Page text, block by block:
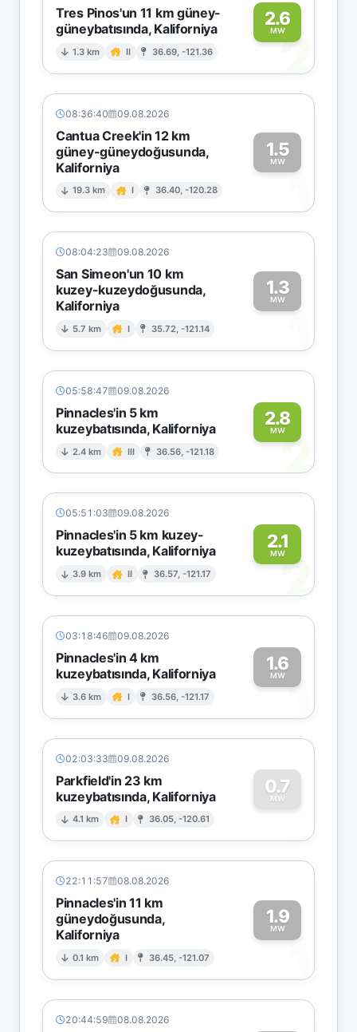
Tres Pinos'un 11 km güney-
güneybatısında, Kaliforniya
1.3 km II 36.69, -121.36
2.6
MW2
08:36:40 09.08.2026
Cantua Creek'in 12 km
güney-güneydoğusunda,
Kaliforniya
19.3 km I 36.40, -120.28
1.5
MW
1
08:04:23 09.08.2026
San Simeon'un 10 km
kuzey-kuzeydoğusunda,
Kaliforniya
5.7 km I 35.72, -121.14
1.3
MW
1
05:58:47 09.08.2026
Pinnacles'in 5 km
kuzeybatısında, Kaliforniya
2.4 km III 36.56, -121.18
2.8
MW2
05:51:03 09.08.2026
Pinnacles'in 5 km kuzey-
kuzeybatısında, Kaliforniya
3.9 km II 36.57, -121.17
2.1
MW2
03:18:46 09.08.2026
Pinnacles'in 4 km
kuzeybatısında, Kaliforniya
3.6 km I 36.56, -121.17
1.6
MW1
02:03:33 09.08.2026
Parkfield'in 23 km
kuzeybatısında, Kaliforniya
4.1 km I 36.05, -120.61
0.7
MW
0
22:11:57 08.08.2026
Pinnacles'in 11 km
güneydoğusunda,
Kaliforniya
0.1 km I 36.45, -121.07
1.9
MW
1
20:44:59 08.08.2026